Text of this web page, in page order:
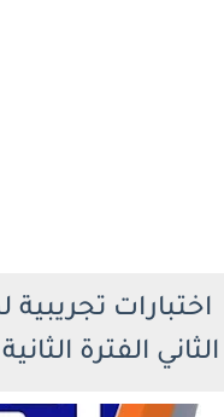
اختبارات
الثاني الفترة الثانية